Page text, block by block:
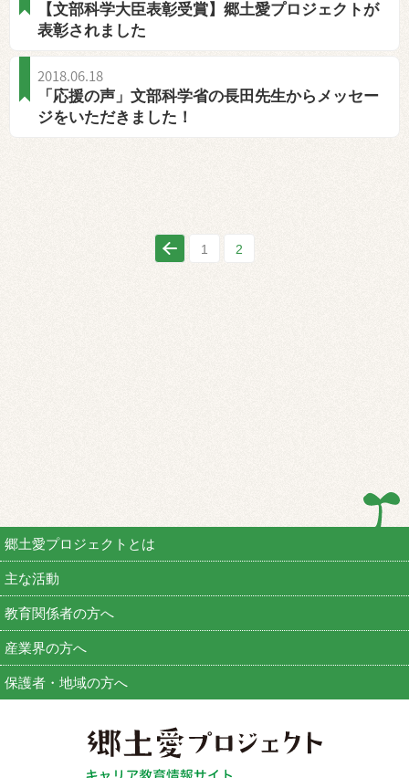
【文部科学大臣表彰受賞】郷土愛プロジェクトが
表彰されました
2018.06.18
「応援の声」文部科学省の長田先生からメッセー
ジをいただきました！
1 2
郷土愛プロジェクトとは
主な活動
教育関係者の方へ
産業界の方へ
保護者・地域の方へ